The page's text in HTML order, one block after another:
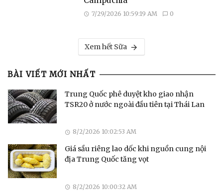
7/29/2026 10:59:19 AM 0
Xem hết Sữa
BÀI VIẾT MỚI NHẤT
Trung Quốc phê duyệt kho giao nhận
TSR20 ở nước ngoài đầu tiên tại Thái Lan
8/2/2026 10:02:53 AM
Giá sầu riêng lao dốc khi nguồn cung nội
địa Trung Quốc tăng vọt
8/2/2026 10:00:32 AM